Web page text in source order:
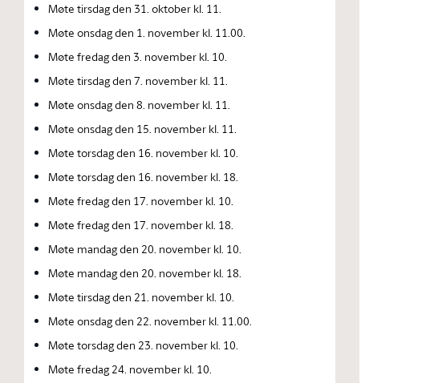
Møte tirsdag den 31. oktober kl. 11.
Møte onsdag den 1. november kl. 11.00.
Møte fredag den 3. november kl. 10.
Møte tirsdag den 7. november kl. 11.
Møte onsdag den 8. november kl. 11.
Møte onsdag den 15. november kl. 11.
Møte torsdag den 16. november kl. 10.
Møte torsdag den 16. november kl. 18.
Møte fredag den 17. november kl. 10.
Møte fredag den 17. november kl. 18.
Møte mandag den 20. november kl. 10.
Møte mandag den 20. november kl. 18.
Møte tirsdag den 21. november kl. 10.
Møte onsdag den 22. november kl. 11.00.
Møte torsdag den 23. november kl. 10.
Møte fredag 24. november kl. 10.